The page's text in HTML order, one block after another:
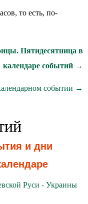
то есть, по-
Пятидесятница в
календаре событий →
событии →
и дни
Руси - Украины